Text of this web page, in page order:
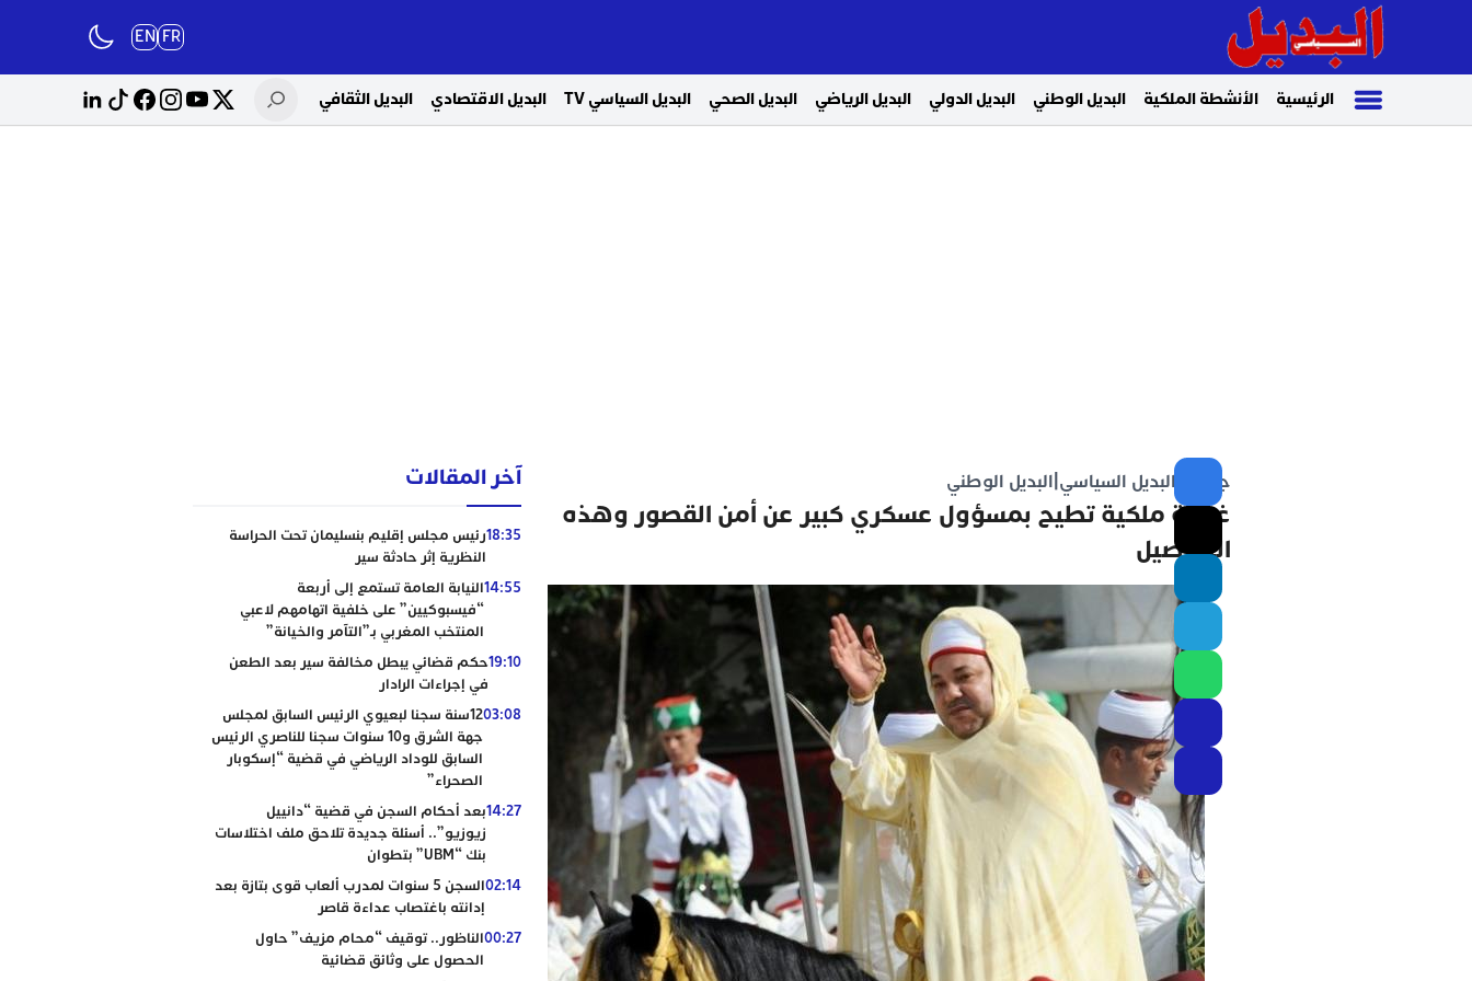
FR
EN
الرئيسية الأنشطة الملكية البديل الوطني البديل الدولي البديل الرياضي البديل الصحي البديل السياسي TV البديل الاقتصادي البديل الثقافي
جريدة البديل السياسي البديل الوطني
غضبة ملكية تطيح بمسؤول عسكري كبير عن أمن القصور وهذه
التفاصيل
آخر المقالات
18:35رئيس مجلس إقليم بنسليمان تحت الحراسة
النظرية إثر حادثة سير
14:55النيابة العامة تستمع إلى أربعة
“فيسبوكيين” على خلفية اتهامهم لاعبي
المنتخب المغربي بـ”التآمر والخيانة”
19:10حكم قضائي يبطل مخالفة سير بعد الطعن
في إجراءات الرادار
03:08
12سنة سجنا لبعيوي الرئيس السابق لمجلس
جهة الشرق و10 سنوات سجنا للناصري الرئيس
السابق للوداد الرياضي في قضية “إسكوبار
الصحراء”
14:27بعد أحكام السجن في قضية “دانييل
زيوزيو”.. أسئلة جديدة تلاحق ملف اختلاسات
بنك “UBM” بتطوان
02:14
السجن 5 سنوات لمدرب ألعاب قوى بتازة بعد
إدانته باغتصاب عداءة قاصر
00:27الناظور.. توقيف “محام مزيف” حاول
الحصول على وثائق قضائية